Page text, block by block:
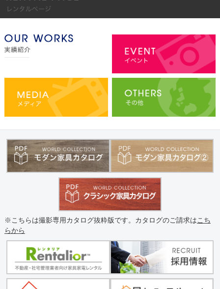
※こちらは撮影専用カタログ抜粋版です。カタログのご請求はこち
らから